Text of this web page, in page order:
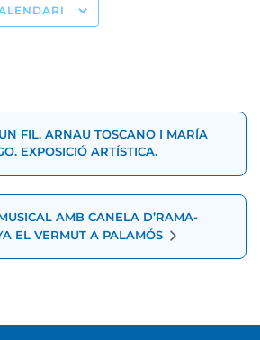
FIL. ARNAU TOSCANO I MARÍA
EXPOSICIÓ ARTÍSTICA.
AMB CANELA D’RAMA-
EL VERMUT A PALAMÓS